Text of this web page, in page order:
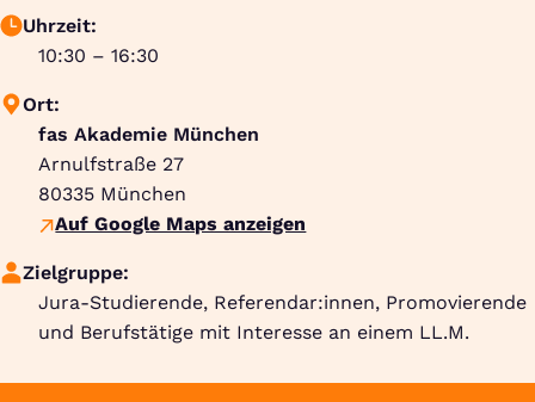
Uhrzeit:
10:30 – 16:30
Ort:
fas Akademie München
Arnulfstraße 27
80335 München
Auf Google Maps anzeigen
Zielgruppe:
Jura-Studierende, Referendar:innen, Promovierende
und Berufstätige mit Interesse an einem LL.M.